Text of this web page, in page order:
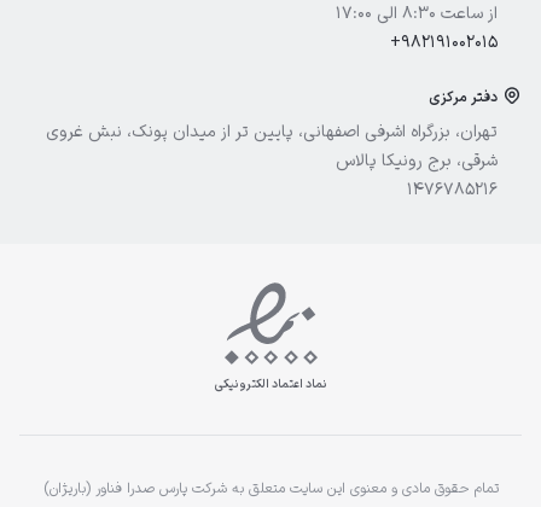
از ساعت 8:30 الی 17:00
+982191002015
دفتر مرکزی
تهران، بزرگراه اشرفی اصفهانی، پایین تر از میدان پونک، نبش غروی
شرقی، برج رونیکا پالاس
1476785216
نماد اعتماد الکترونیکی
تمام حقوق مادی و معنوی این سایت متعلق به شرکت پارس صدرا فناور (باریژان)